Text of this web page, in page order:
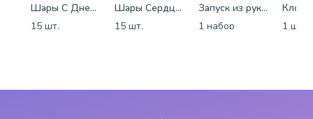
Шары С Днем Рождения
15 шт.
Шары Сердца бело-розово-красные
15 шт.
Запуск из рук сердца с шарами
1 набор
1 шт.